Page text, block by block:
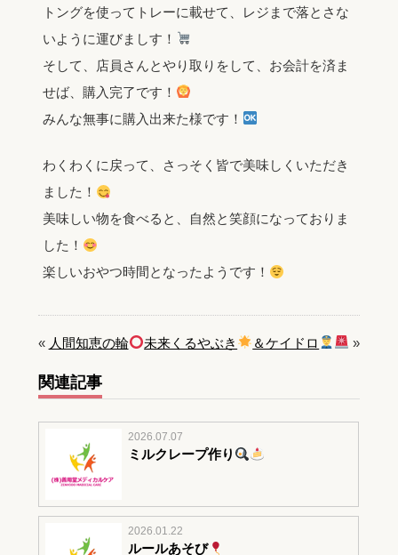
トングを使ってトレーに載せて、レジまで落とさな
いように運びましす！
そして、店員さんとやり取りをして、お会計を済ま
せば、購入完了です！
みんな無事に購入出来た様です！
わくわくに戻って、さっそく皆で美味しくいただき
ました！
美味しい物を食べると、自然と笑顔になっておりま
した！
楽しいおやつ時間となったようです！
« 人間知恵の輪 未来くるやぶき ＆ケイドロ »
関連記事
2026.07.07
ミルクレープ作り
2026.01.22
ルールあそび